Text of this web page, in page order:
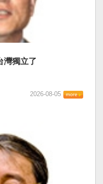
灣獨立了
2026-08-05